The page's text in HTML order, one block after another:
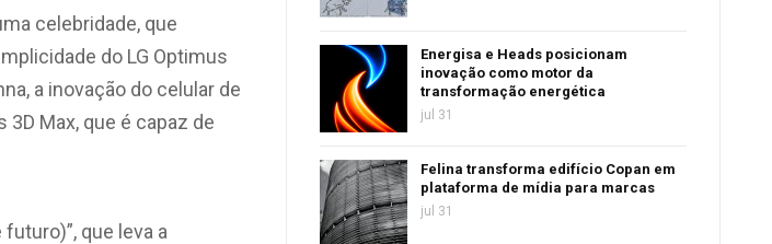
celebridade, que
do LG Optimus
a inovação do celular de
Max, que é capaz de
que leva a
Energisa e Heads posicionam
inovação como motor da
transformação energética
jul 31
Felina transforma edifício Copan em
plataforma de mídia para marcas
jul 31